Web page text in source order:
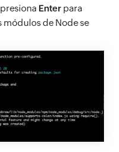
Enter para
de Node se